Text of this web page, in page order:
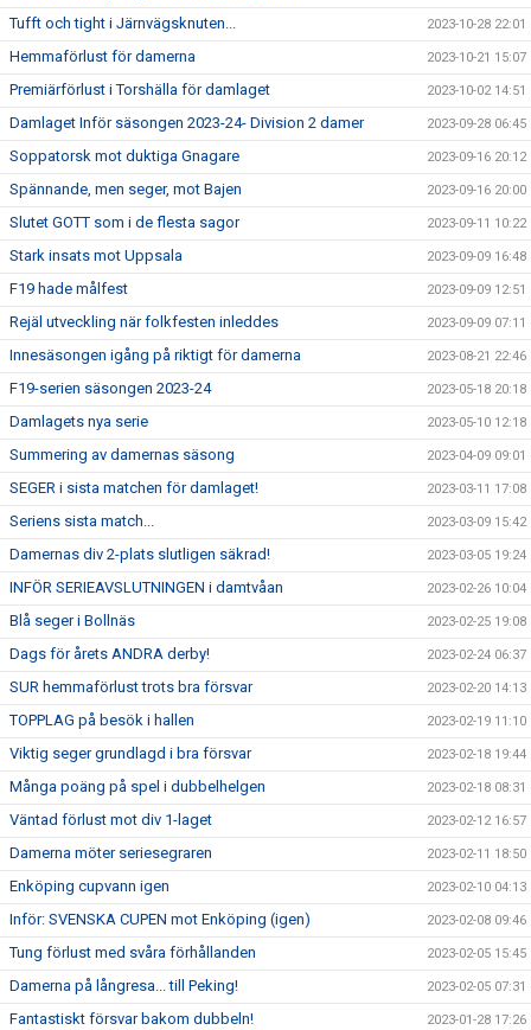
Tufft och tight i Järnvägsknuten... 2023-10-28 22:01
Hemmaförlust för damerna 2023-10-21 15:07
Premiärförlust i Torshälla för damlaget 2023-10-02 14:51
Damlaget Inför säsongen 2023-24- Division 2 damer 2023-09-28 06:45
Soppatorsk mot duktiga Gnagare 2023-09-16 20:12
Spännande, men seger, mot Bajen 2023-09-16 20:00
Slutet GOTT som i de flesta sagor 2023-09-11 10:22
Stark insats mot Uppsala 2023-09-09 16:48
F19 hade målfest 2023-09-09 12:51
Rejäl utveckling när folkfesten inleddes 2023-09-09 07:11
Innesäsongen igång på riktigt för damerna 2023-08-21 22:46
F19-serien säsongen 2023-24 2023-05-18 20:18
Damlagets nya serie 2023-05-10 12:18
Summering av damernas säsong 2023-04-09 09:01
SEGER i sista matchen för damlaget! 2023-03-11 17:08
Seriens sista match... 2023-03-09 15:42
Damernas div 2-plats slutligen säkrad! 2023-03-05 19:24
INFÖR SERIEAVSLUTNINGEN i damtvåan 2023-02-26 10:04
Blå seger i Bollnäs 2023-02-25 19:08
Dags för årets ANDRA derby! 2023-02-24 06:37
SUR hemmaförlust trots bra försvar 2023-02-20 14:13
TOPPLAG på besök i hallen 2023-02-19 11:10
Viktig seger grundlagd i bra försvar 2023-02-18 19:44
Många poäng på spel i dubbelhelgen 2023-02-18 08:31
Väntad förlust mot div 1-laget 2023-02-12 16:57
Damerna möter seriesegraren 2023-02-11 18:50
Enköping cupvann igen 2023-02-10 04:13
Inför: SVENSKA CUPEN mot Enköping (igen) 2023-02-08 09:46
Tung förlust med svåra förhållanden 2023-02-05 15:45
Damerna på långresa... till Peking! 2023-02-05 07:31
Fantastiskt försvar bakom dubbeln! 2023-01-28 17:26